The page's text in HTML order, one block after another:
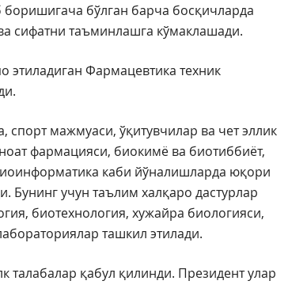
бўлган барча босқичларда
сифатни таъминлашга кўмаклашади.
этиладиган Фармацевтика техник
спорт мажмуаси, ўқитувчилар ва чет эллик
фармацияси, биокимё ва биотиббиёт,
каби йўналишларда юқори
Бунинг учун таълим халқаро дастурлар
биотехнология, хужайра биологияси,
ташкил этилади.
талабалар қабул қилинди. Президент улар